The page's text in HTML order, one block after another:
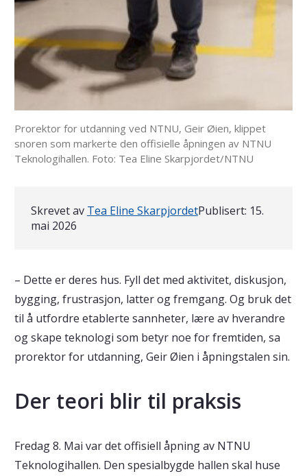
Prorektor for utdanning ved NTNU, Geir Øien, klippet
snoren som markerte den offisielle åpningen av NTNU
Teknologihallen. Foto: Tea Eline Skarpjordet/NTNU
Skrevet av Tea Eline SkarpjordetPublisert: 15.
mai 2026
– Dette er deres hus. Fyll det med aktivitet, diskusjon,
bygging, frustrasjon, latter og fremgang. Og bruk det
til å utfordre etablerte sannheter, lære av hverandre
og skape teknologi som betyr noe for fremtiden, sa
prorektor for utdanning, Geir Øien i åpningstalen sin.
Der teori blir til praksis
Fredag 8. Mai var det offisiell åpning av NTNU
Teknologihallen. Den spesialbygde hallen skal huse